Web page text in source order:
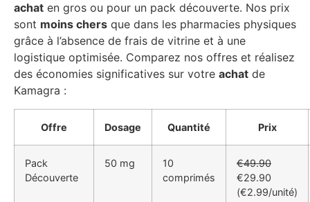
achat en gros ou pour un pack découverte. Nos prix
sont moins chers que dans les pharmacies physiques
grâce à l’absence de frais de vitrine et à une
logistique optimisée. Comparez nos offres et réalisez
des économies significatives sur votre achat de
Kamagra :
Offre Dosage Quantité Prix
Pack
Découverte
50 mg
10
comprimés
€49.90
€29.90
(€2.99/unité)